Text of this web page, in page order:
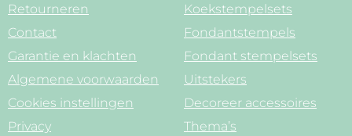
Retourneren
Contact
Garantie en klachten
Algemene voorwaarden
Cookies instellingen
Privacy
Koekstempelsets
Fondantstempels
Fondant stempelsets
Uitstekers
Decoreer accessoires
Thema’s